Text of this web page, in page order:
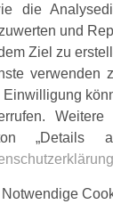
die
und
Ziel zu
verwenden
Einwilligung
„Details
Notwendige